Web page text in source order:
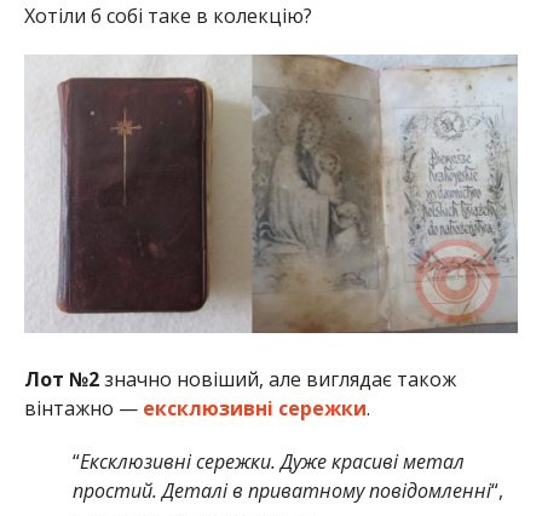
Хотіли б собі таке в колекцію?
Лот №2значно новіший, але виглядає також
вінтажно — ексклюзивні сережки.
“Ексклюзивні сережки. Дуже красиві метал
простий. Деталі в приватному повідомленні“,